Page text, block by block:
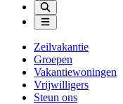
Zeilvakantie
Groepen
Vakantiewoningen
Vrijwilligers
Steun ons